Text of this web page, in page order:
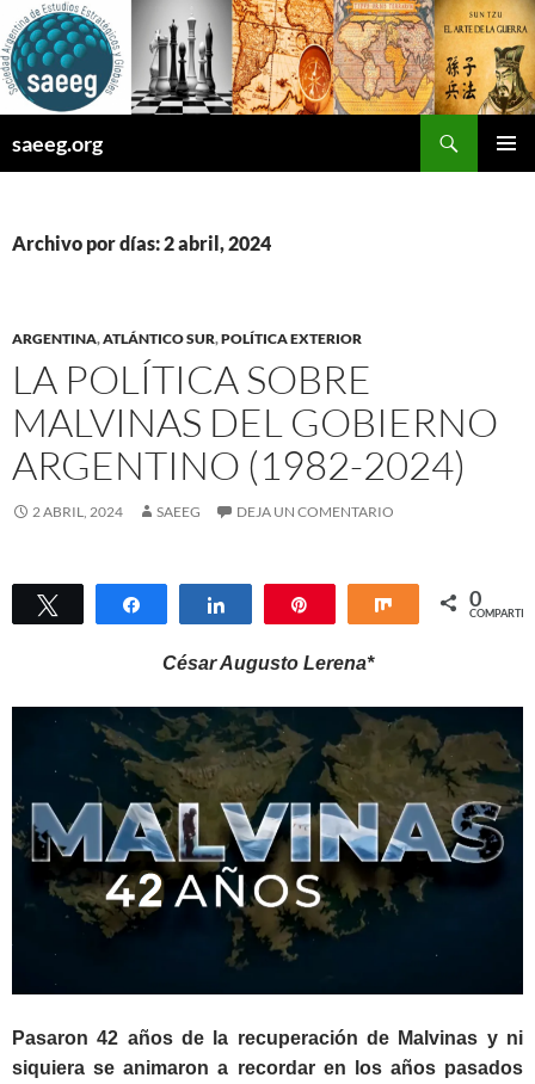
Saltar
al
contenido
saeeg.org
Archivo por días: 2 abril, 2024
ARGENTINA,ATLÁNTICO SUR,POLÍTICA EXTERIOR
LA POLÍTICA SOBRE
MALVINAS DEL GOBIERNO
ARGENTINO (1982-2024)
2 ABRIL, 2024 SAEEG DEJA UN COMENTARIO
Twittear Compartir Compartir Compartir
0
COMPARTIR
César Augusto Lerena*
Pasaron 42 años de la recuperación de Malvinas y ni
siquiera se animaron a recordar en los años pasados